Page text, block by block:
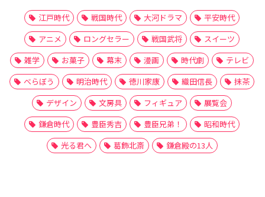
江戸時代 戦国時代 大河ドラマ
平安時代
アニメ
ロングセラー 戦国武将
スイーツ
雑学
お菓子 幕末 漫画 時代劇
テレビ
べらぼう
明治時代 徳川家康 織田信長
抹茶
デザイン
文房具 フィギュア
展覧会
鎌倉時代
豊臣秀吉 豊臣兄弟！
昭和時代
光る君へ
葛飾北斎 鎌倉殿の13人